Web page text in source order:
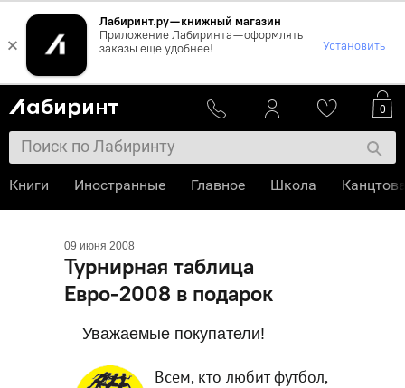
×
Лабиринт.ру — книжный магазин
Приложение Лабиринта — оформлять
заказы еще удобнее!
Установить
09 июня 2008
Турнирная таблица
Евро-2008 в подарок
Уважаемые покупатели!
Всем, кто любит футбол,
0
Книги Иностранные Главное Школа